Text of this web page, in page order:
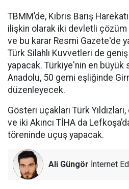
TBMM’de, Kıbrıs Barış
ilişkin olarak iki devletli
ve bu karar Resmi Gazete'de
Türk Silahlı Kuvvetleri de
yapacak. Türkiye'nin en büyük
Anadolu, 50 gemi eşliğinde
düzenleyecek.
Gösteri uçakları Türk
ve iki Akıncı TİHA da
töreninde uçuş yapacak.
Ali Güngör İnternet